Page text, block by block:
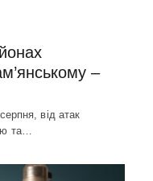
–
від атак
та…